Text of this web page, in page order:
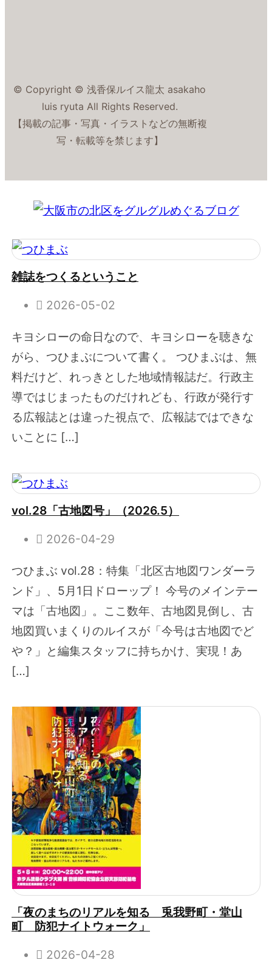
© Copyright © 浅香保ルイス龍太 asakaho
luis ryuta All Rights Reserved.
【掲載の記事・写真・イラストなどの無断複
写・転載等を禁じます】
雑誌をつくるということ
2026-05-02
キヨシローの命日なので、キヨシローを聴きな
がら、つひまぶについて書く。 つひまぶは、無
料だけど、れっきとした地域情報誌だ。行政主
導ではじまったものだけれども、行政が発行す
る広報誌とは違った視点で、広報誌ではできな
いことに […]
vol.28「古地図号」（2026.5）
2026-04-29
つひまぶ vol.28：特集「北区古地図ワンダーラ
ンド」、5月1日ドローップ！ 今号のメインテー
マは「古地図」。ここ数年、古地図見倒し、古
地図買いまくりのルイスが「今号は古地図でど
や？」と編集スタッフに持ちかけ、実現！あ
[…]
「夜のまちのリアルを知る 兎我野町・堂山
町 防犯ナイトウォーク」
2026-04-28